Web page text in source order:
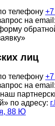
телефону
на email:
лиц
телефону
на email:
по адресу:
88 Ю